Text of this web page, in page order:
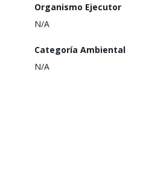
Organismo Ejecutor
N/A
Categoría Ambiental
N/A